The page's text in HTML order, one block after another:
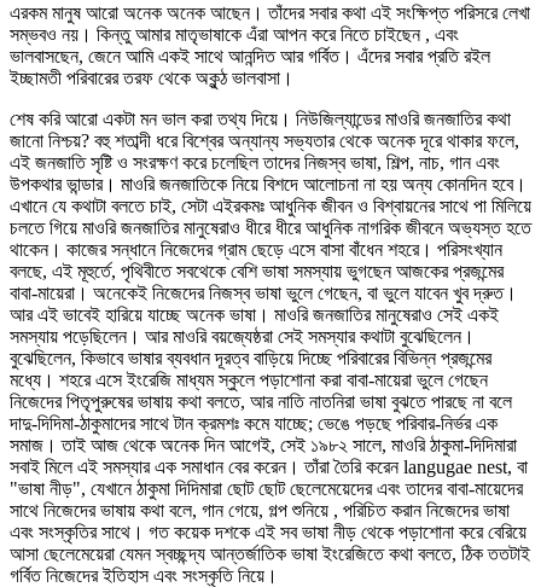
এরকম মানুষ আরো অনেক অনেক আছেন। তাঁদের সবার কথা এই সংক্ষিপ্ত পরিসরে লেখা
সম্ভবও নয়। কিন্তু আমার মাতৃভাষাকে এঁরা আপন করে নিতে চাইছেন , এবং
ভালবাসছেন, জেনে আমি একই সাথে আনন্দিত আর গর্বিত। এঁদের সবার প্রতি রইল
ইচ্ছামতী পরিবারের তরফ থেকে অকুন্ঠ ভালবাসা।
শেষ করি আরো একটা মন ভাল করা তথ্য দিয়ে। নিউজিল্যান্ডের মাওরি জনজাতির কথা
জানো নিশ্চয়? বহু শতাব্দী ধরে বিশ্বের অন্যান্য সভ্যতার থেকে অনেক দূরে থাকার ফলে,
এই জনজাতি সৃষ্টি ও সংরক্ষণ করে চলেছিল তাদের নিজস্ব ভাষা, শিল্প, নাচ, গান এবং
উপকথার ভান্ডার। মাওরি জনজাতিকে নিয়ে বিশদে আলোচনা না হয় অন্য কোনদিন হবে।
এখানে যে কথাটা বলতে চাই, সেটা এইরকমঃ আধুনিক জীবন ও বিশ্বায়নের সাথে পা মিলিয়ে
চলতে গিয়ে মাওরি জনজাতির মানুষেরাও ধীরে ধীরে আধুনিক নাগরিক জীবনে অভ্যস্ত হতে
থাকেন। কাজের সন্ধানে নিজেদের গ্রাম ছেড়ে এসে বাসা বাঁধেন শহরে। পরিসংখ্যান
বলছে, এই মূহুর্তে, পৃথিবীতে সবথেকে বেশি ভাষা সমস্যায় ভুগছেন আজকের প্রজন্মের
বাবা-মায়েরা। অনেকেই নিজেদের নিজস্ব ভাষা ভুলে গেছেন, বা ভুলে যাবেন খুব দ্রুত।
আর এই ভাবেই হারিয়ে যাচ্ছে অনেক ভাষা। মাওরি জনজাতির মানুষেরাও সেই একই
সমস্যায় পড়েছিলেন। আর মাওরি বয়জ্যেষ্ঠরা সেই সমস্যার কথাটা বুঝেছিলেন।
বুঝেছিলেন, কিভাবে ভাষার ব্যবধান দূরত্ব বাড়িয়ে দিচ্ছে পরিবারের বিভিন্ন প্রজন্মের
মধ্যে। শহরে এসে ইংরেজি মাধ্যম স্কুলে পড়াশোনা করা বাবা-মায়েরা ভুলে গেছেন
নিজেদের পিতৃপুরুষের ভাষায় কথা বলতে, আর নাতি নাতনিরা ভাষা বুঝতে পারছে না বলে
দাদু-দিদিমা-ঠাকুমাদের সাথে টান ক্রমশঃ কমে যাচ্ছে; ভেঙে পড়ছে পরিবার-নির্ভর এক
সমাজ। তাই আজ থেকে অনেক দিন আগেই, সেই ১৯৮২ সালে, মাওরি ঠাকুমা-দিদিমারা
সবাই মিলে এই সমস্যার এক সমাধান বের করেন। তাঁরা তৈরি করেন langugae nest, বা
"ভাষা নীড়", যেখানে ঠাকুমা দিদিমারা ছোট ছোট ছেলেমেয়েদের এবং তাদের বাবা-মায়েদের
সাথে নিজেদের ভাষায় কথা বলে, গান গেয়ে, গল্প শুনিয়ে , পরিচিত করান নিজেদের ভাষা
এবং সংস্কৃতির সাথে। গত কয়েক দশকে এই সব ভাষা নীড় থেকে পড়াশোনা করে বেরিয়ে
আসা ছেলেমেয়েরা যেমন স্বচ্ছন্দ্য আন্তর্জাতিক ভাষা ইংরেজিতে কথা বলতে, ঠিক ততটাই
গর্বিত নিজেদের ইতিহাস এবং সংস্কৃতি নিয়ে।